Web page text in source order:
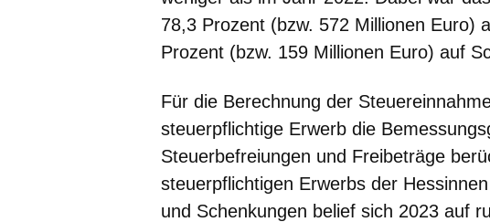
78,3 Prozent (bzw. 572 Millionen Euro)
Prozent (bzw. 159 Millionen Euro) auf
Für die Berechnung der
steuerpflichtige Erwerb die
Steuerbefreiungen und Freibeträge
steuerpflichtigen Erwerbs der
und Schenkungen belief sich 2023 auf